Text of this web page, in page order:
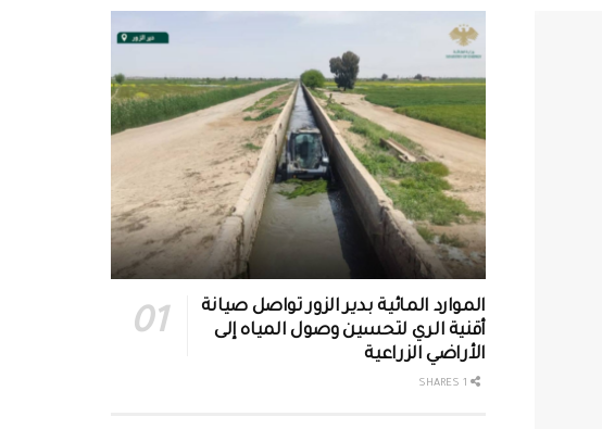
الموارد المائية بدير الزور تواصل صيانة
أقنية الري لتحسين وصول المياه إلى
الأراضي الزراعية